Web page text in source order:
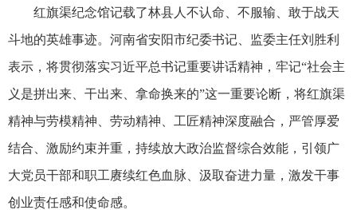
红旗渠纪念馆记载了林县人不认命、不服输、敢于战天
斗地的英雄事迹。河南省安阳市纪委书记、监委主任刘胜利
表示，将贯彻落实习近平总书记重要讲话精神，牢记“社会主
义是拼出来、干出来、拿命换来的”这一重要论断，将红旗渠
精神与劳模精神、劳动精神、工匠精神深度融合，严管厚爱
结合、激励约束并重，持续放大政治监督综合效能，引领广
大党员干部和职工赓续红色血脉、汲取奋进力量，激发干事
创业责任感和使命感。